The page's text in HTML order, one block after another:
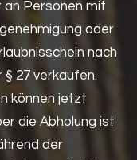
an Personen mit
oder
nach
§ 27 verkaufen.
können jetzt
die Abholung ist
der